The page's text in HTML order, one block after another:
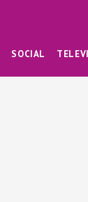
SOCIAL